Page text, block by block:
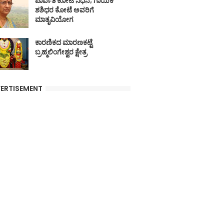
ಶಶಿಧರ ಕೋಟೆ ಅವರಿಗೆ
ಮಾತೃವಿಯೋಗ
ಕಾರಣಿಕದ ಮಾರಣಕಟ್ಟೆ
ಬ್ರಹ್ಮಲಿಂಗೇಶ್ವರ ಕ್ಷೇತ್ರ